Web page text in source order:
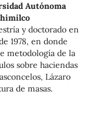
Autónoma
y doctorado en
1978, en donde
metodología de la
sobre haciendas
Lázaro
de masas.